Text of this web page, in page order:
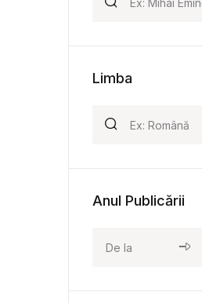
Limba
Anul Publicării